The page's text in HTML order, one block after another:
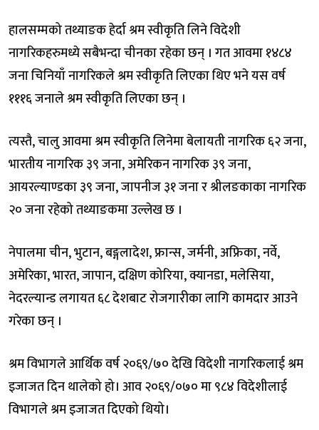
हालसम्मको तथ्याङक हेर्दा श्रम स्वीकृति लिने विदेशी
नागरिकहरुमध्ये सबैभन्दा चीनका रहेका छन् । गत आवमा १४८४
जना चिनियाँ नागरिकले श्रम स्वीकृति लिएका थिए भने यस वर्ष
१११६ जनाले श्रम स्वीकृति लिएका छन् ।
त्यस्तै, चालु आवमा श्रम स्वीकृति लिनेमा बेलायती नागरिक ६२ जना,
भारतीय नागरिक ३९ जना, अमेरिकन नागरिक ३९ जना,
आयरल्याण्डका ३९ जना, जापनीज ३१ जना र श्रीलङकाका नागरिक
२० जना रहेको तथ्याङकमा उल्लेख छ ।
नेपालमा चीन, भुटान, बङ्गलादेश, फ्रान्स, जर्मनी, अफ्रिका, नर्वे,
अमेरिका, भारत, जापान, दक्षिण कोरिया, क्यानडा, मलेसिया,
नेदरल्यान्ड लगायत ६८ देशबाट रोजगारीका लागि कामदार आउने
गरेका छन् ।
श्रम विभागले आर्थिक वर्ष २०६९/७० देखि विदेशी नागरिकलाई श्रम
इजाजत दिन थालेको हो। आव २०६९/०७० मा ९८४ विदेशीलाई
विभागले श्रम इजाजत दिएको थियो।